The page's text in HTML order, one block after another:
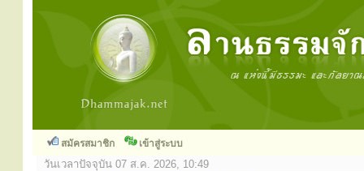
สมัครสมาชิก เข้าสู่ระบบ
วันเวลาปัจจุบัน 07 ส.ค. 2026, 10:49